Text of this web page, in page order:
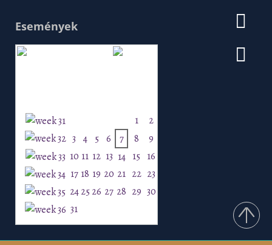
Események
1
2
3 4 5 6 7 8
9
10 11 12 13 14 15 16
17 18 19 20 21 22 23
24 25 26 27 28 29 30
31